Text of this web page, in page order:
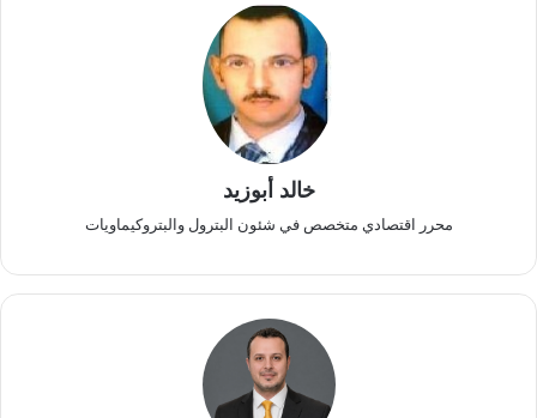
خالد أبوزيد
محرر اقتصادي متخصص في شئون البترول والبتروكيماويات